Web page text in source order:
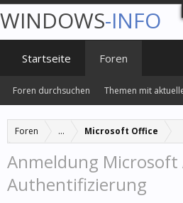
Foren ... Microsoft Office
Anmeldung Microsoft
Authentifizierung
WINDOWS-INFO
Startseite Foren
Foren durchsuchen Themen mit